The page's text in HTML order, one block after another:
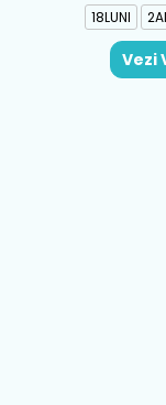
18LUNI
Vezi